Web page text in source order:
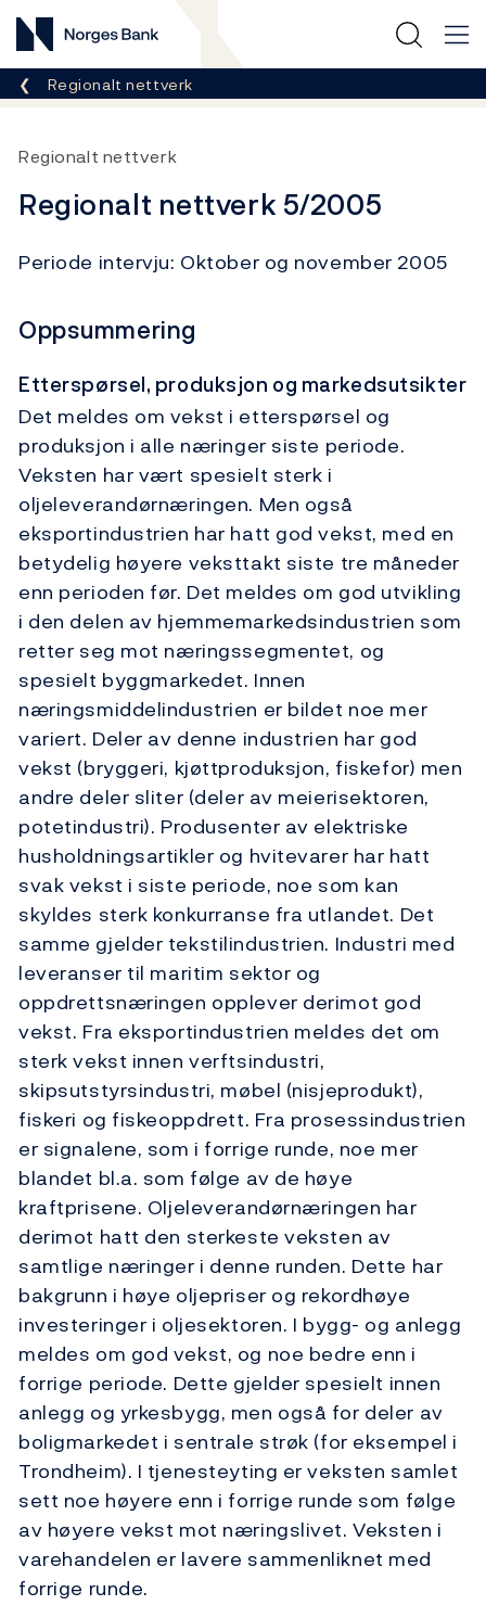
Norges Bank
Her er du nå:
Regionalt nettverk
Regionalt nettverk
Regionalt nettverk 5/2005
Periode intervju: Oktober og november 2005
Oppsummering
Etterspørsel, produksjon og markedsutsikter
Det meldes om vekst i etterspørsel og
produksjon i alle næringer siste periode.
Veksten har vært spesielt sterk i
oljeleverandørnæringen. Men også
eksportindustrien har hatt god vekst, med en
betydelig høyere veksttakt siste tre måneder
enn perioden før. Det meldes om god utvikling
i den delen av hjemmemarkedsindustrien som
retter seg mot næringssegmentet, og
spesielt byggmarkedet. Innen
næringsmiddelindustrien er bildet noe mer
variert. Deler av denne industrien har god
vekst (bryggeri, kjøttproduksjon, fiskefor) men
andre deler sliter (deler av meierisektoren,
potetindustri). Produsenter av elektriske
husholdningsartikler og hvitevarer har hatt
svak vekst i siste periode, noe som kan
skyldes sterk konkurranse fra utlandet. Det
samme gjelder tekstilindustrien. Industri med
leveranser til maritim sektor og
oppdrettsnæringen opplever derimot god
vekst. Fra eksportindustrien meldes det om
sterk vekst innen verftsindustri,
skipsutstyrsindustri, møbel (nisjeprodukt),
fiskeri og fiskeoppdrett. Fra prosessindustrien
er signalene, som i forrige runde, noe mer
blandet bl.a. som følge av de høye
kraftprisene. Oljeleverandørnæringen har
derimot hatt den sterkeste veksten av
samtlige næringer i denne runden. Dette har
bakgrunn i høye oljepriser og rekordhøye
investeringer i oljesektoren. I bygg- og anlegg
meldes om god vekst, og noe bedre enn i
forrige periode. Dette gjelder spesielt innen
anlegg og yrkesbygg, men også for deler av
boligmarkedet i sentrale strøk (for eksempel i
Trondheim). I tjenesteyting er veksten samlet
sett noe høyere enn i forrige runde som følge
av høyere vekst mot næringslivet. Veksten i
varehandelen er lavere sammenliknet med
forrige runde.